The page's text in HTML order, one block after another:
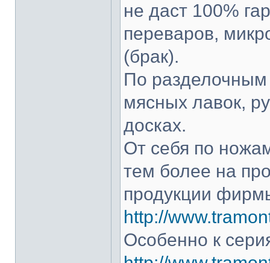
не даст 100%
переваров,
(брак).
По разделочным
мясных лавок,
досках.
От себя по
тем более на
продукции
http://
Особенно к